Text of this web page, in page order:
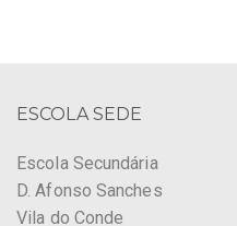
ESCOLA SEDE
Escola Secundária
D. Afonso Sanches
Vila do Conde